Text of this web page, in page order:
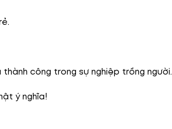
công trong sự nghiệp trồng người.
ý nghĩa!